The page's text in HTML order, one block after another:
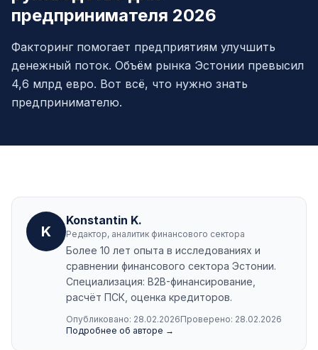
предпринимателя 2026
Факторинг помогает предприятиям улучшить
денежный поток. Объём рынка Эстонии превысил
4,6 млрд евро. Вот всё, что нужно знать
предпринимателю.
K
Konstantin K.
Редактор, аналитик финансового сектора
Более 10 лет опыта в исследованиях и
сравнении финансового сектора Эстонии.
Специализация: B2B-финансирование,
расчёт ПСК, оценка кредиторов.
Опубликовано: 28.02.2026Проверено: 28.02.2026
Подробнее об авторе →